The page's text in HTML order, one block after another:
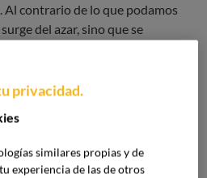
. Al contrario de lo que podamos
del azar, sino que se
y contrastar los resultados
público.
concretas
primas, aplicar técnicas
realizar un diseño
privacidad.
similares propias y de
experiencia de las de otros